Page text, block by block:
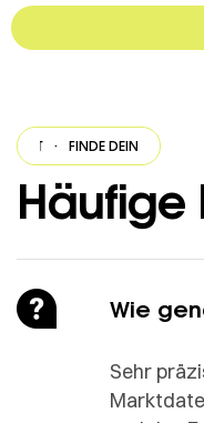
· FINDE DEINE ANTWORT
Häufige
Wie
Sehr